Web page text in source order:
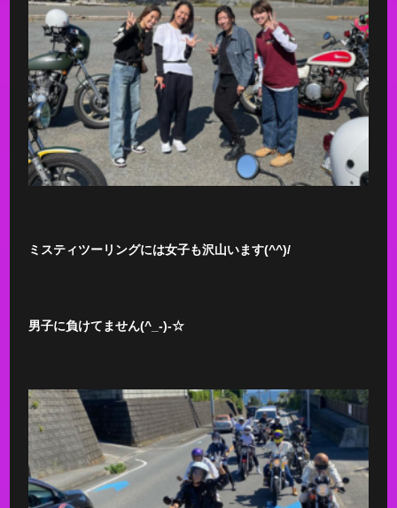
ミスティツーリングには女子も沢山います(^^)/
男子に負けてません(^_-)-☆